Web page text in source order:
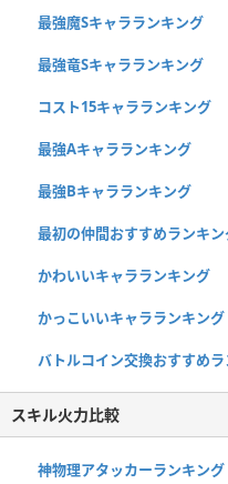
最強魔Sキャラランキング
最強竜Sキャラランキング
コスト15キャラランキング
最強Aキャラランキング
最強Bキャラランキング
最初の仲間おすすめランキン
かわいいキャラランキング
かっこいいキャラランキング
バトルコイン交換おすすめ
スキル火力比較
神物理アタッカーランキング